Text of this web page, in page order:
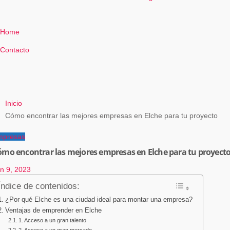
Home
Contacto
Inicio
Cómo encontrar las mejores empresas en Elche para tu proyecto
encontrar las mejores empresas en Elche para tu
9, 2023
de contenidos:
¿Por qué Elche es una ciudad ideal para montar una empresa?
Ventajas de emprender en Elche
1. Acceso a un gran talento